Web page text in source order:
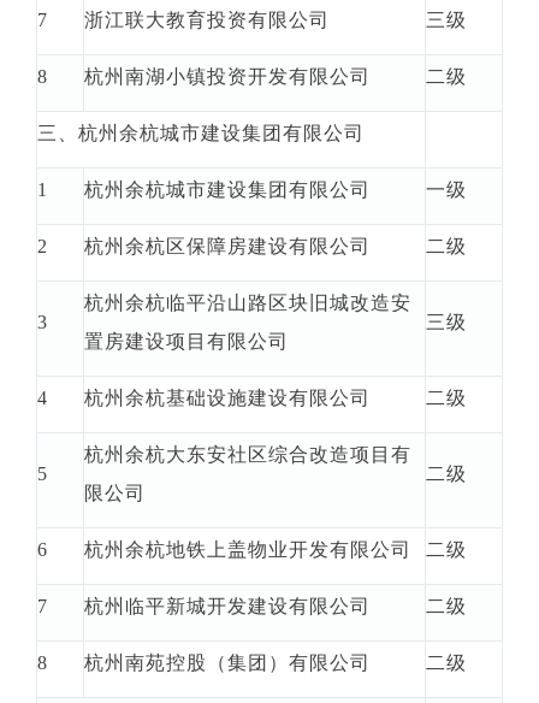
7 浙江联大教育投资有限公司 三级
8 杭州南湖小镇投资开发有限公司 二级
三、杭州余杭城市建设集团有限公司
1 杭州余杭城市建设集团有限公司 一级
2 杭州余杭区保障房建设有限公司 二级
3
杭州余杭临平沿山路区块旧城改造安
置房建设项目有限公司
三级
4 杭州余杭基础设施建设有限公司 二级
5
杭州余杭大东安社区综合改造项目有
限公司
二级
6 杭州余杭地铁上盖物业开发有限公司 二级
7 杭州临平新城开发建设有限公司 二级
8 杭州南苑控股（集团）有限公司 二级